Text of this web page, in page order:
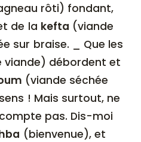
rôti) fondant,
de la kefta (viande
sur braise. _ Que les
débordent et
(viande séchée
! Mais surtout, ne
pas. Dis-moi
(bienvenue), et